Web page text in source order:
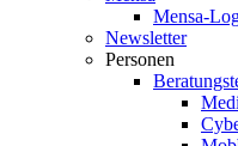
Mensa-
Newsletter
Personen